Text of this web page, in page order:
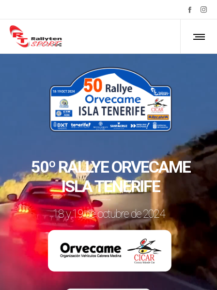
50º RALLYE ORVECAME
ISLA TENERIFE
Patrocinador oficial
18 y 19 de octubre de 2024